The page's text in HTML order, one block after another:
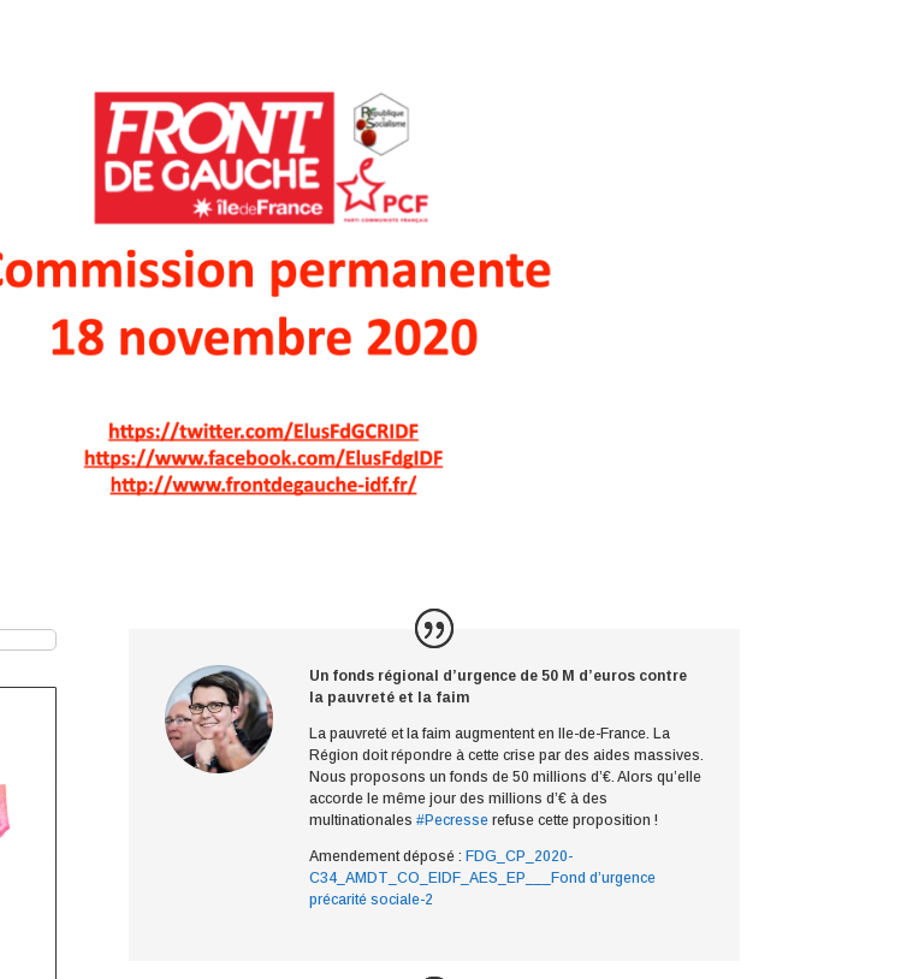
Un fonds régional d’urgence de 50 M d’euros contre
la pauvreté et la faim
La pauvreté et la faim augmentent en Ile-de-France. La
Région doit répondre à cette crise par des aides massives.
Nous proposons un fonds de 50 millions d’€. Alors qu’elle
accorde le même jour des millions d’€ à des
multinationales #Pecresserefuse cette proposition !
Amendement déposé : FDG_CP_2020-
C34_AMDT_CO_EIDF_AES_EP___Fond d’urgence
précarité sociale-2